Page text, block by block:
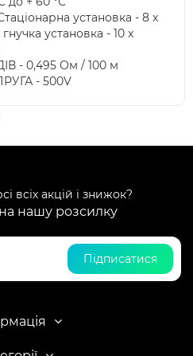
установка - 8 x
установка - 10 x
- 0,495 Ом / 100 м
- 500V
всіх акцій і знижок?
нашу розсилку
Підписатися